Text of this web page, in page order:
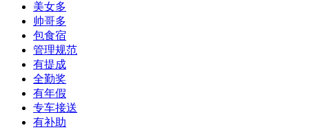
美女多
帅哥多
包食宿
管理规范
有提成
全勤奖
有年假
专车接送
有补助